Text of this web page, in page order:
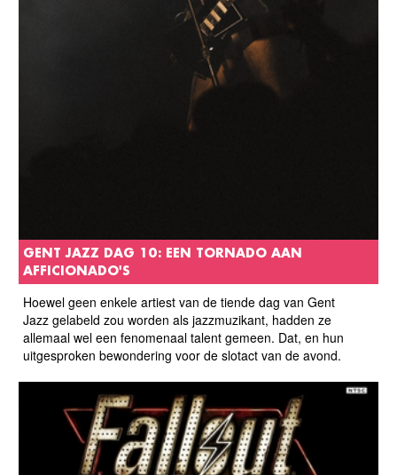
GENT JAZZ DAG 10: EEN TORNADO AAN
AFFICIONADO'S
Hoewel geen enkele artiest van de tiende dag van Gent
Jazz gelabeld zou worden als jazzmuzikant, hadden ze
allemaal wel een fenomenaal talent gemeen. Dat, en hun
uitgesproken bewondering voor de slotact van de avond.